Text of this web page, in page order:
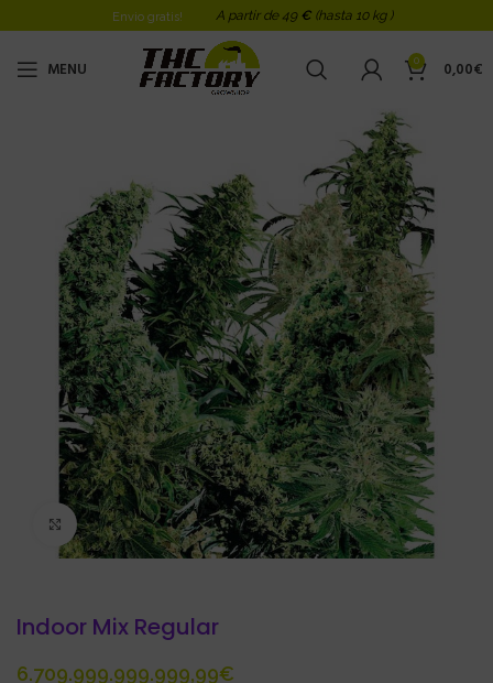
Envio gratis! A partir de 49 € (hasta 10 kg )
MENU 0 0,00€
Click to enlarge
Indoor Mix Regular
€